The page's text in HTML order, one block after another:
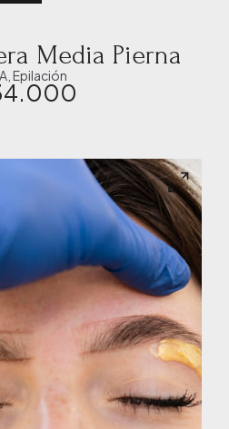
Media Pierna
Epilación